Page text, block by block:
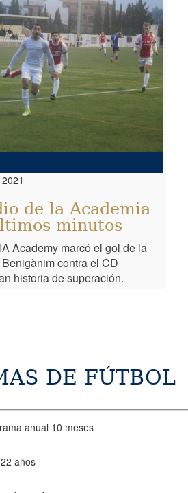
de la Academia
minutos
Academy marcó el gol de la
contra el CD
historia de superación.
DE FÚTBOL
anual 10 meses
años